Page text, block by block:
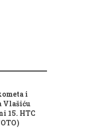
i
Vlašiću
15. HTC